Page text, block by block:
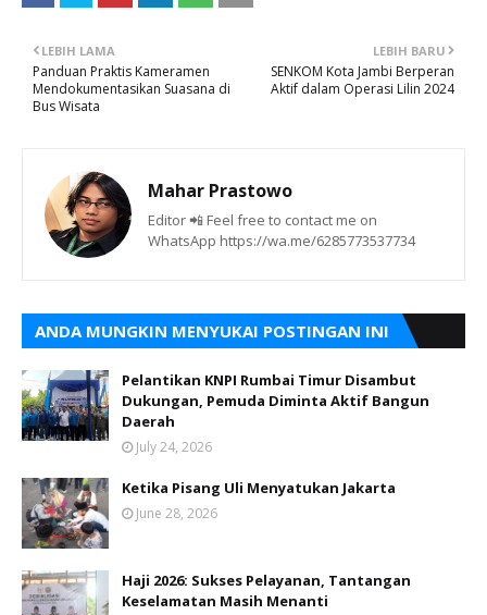
LEBIH BARU
SENKOM Kota Jambi Berperan
Aktif dalam Operasi Lilin 2024
LEBIH LAMA
Panduan Praktis Kameramen
Mendokumentasikan Suasana di
Bus Wisata
Mahar Prastowo
Editor 📲 Feel free to contact me on
WhatsApp https://wa.me/6285773537734
ANDA MUNGKIN MENYUKAI POSTINGAN INI
Pelantikan KNPI Rumbai Timur Disambut
Dukungan, Pemuda Diminta Aktif Bangun
Daerah
July 24, 2026
Ketika Pisang Uli Menyatukan Jakarta
June 28, 2026
Haji 2026: Sukses Pelayanan, Tantangan
Keselamatan Masih Menanti